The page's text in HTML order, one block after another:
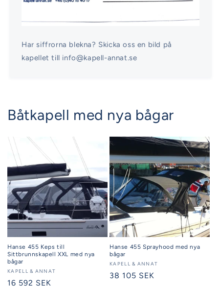
Har siffrorna blekna? Skicka oss en bild på
kapellet till info@kapell-annat.se
Båtkapell med nya bågar
Hanse 455 Keps till
Sittbrunnskapell XXL med nya
bågar
Säljare:
KAPELL & ANNAT
Ordinarie
16 592 SEK
Hanse 455 Sprayhood med nya
bågar
Säljare:
KAPELL & ANNAT
Ordinarie
38 105 SEK